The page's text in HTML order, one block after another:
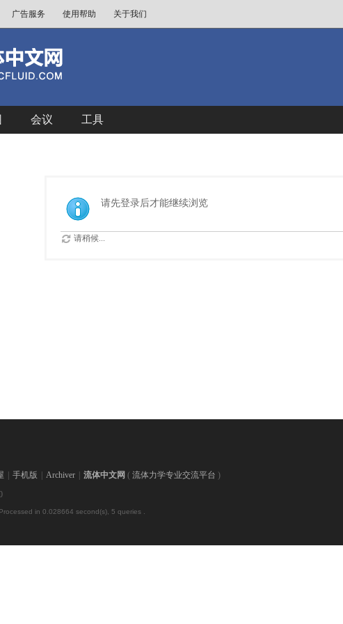
广告服务 使用帮助 关于我们
会议 工具
请先登录后才能继续浏览
请稍候...
手机版 Archiver 流体中文网 ( 流体力学专业交流平台 )
Processed in 0.028664 second(s), 5 queries .